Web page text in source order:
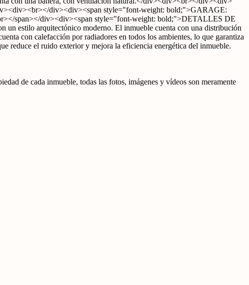
div><div><span style="font-weight: bold;">GARAGE:
span></div><div><span style="font-weight: bold;">DETALLES DE
estilo arquitectónico moderno. El inmueble cuenta con una distribución
con calefacción por radiadores en todos los ambientes, lo que garantiza
reduce el ruido exterior y mejora la eficiencia energética del inmueble.
de cada inmueble, todas las fotos, imágenes y vídeos son meramente